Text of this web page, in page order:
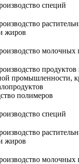
специй
жиров
молочных
промышленности,
полимеров
специй
жиров
молочных